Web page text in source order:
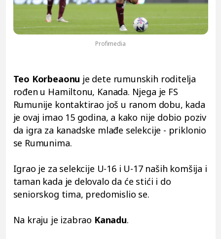
Profimedia
Teo Korbeaonu je dete rumunskih roditelja
rođen u Hamiltonu, Kanada. Njega je FS
Rumunije kontaktirao još u ranom dobu, kada
je ovaj imao 15 godina, a kako nije dobio poziv
da igra za kanadske mlađe selekcije - priklonio
se Rumunima.
Igrao je za selekcije U-16 i U-17 naših komšija i
taman kada je delovalo da će stići i do
seniorskog tima, predomislio se.
Na kraju je izabrao Kanadu.